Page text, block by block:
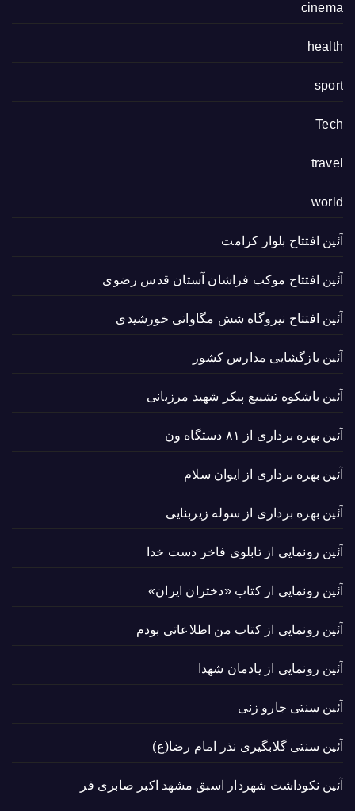
cinema
health
sport
Tech
travel
world
آئین افتتاح بلوار کرامت
آئین افتتاح موکب فراشان آستان قدس رضوی
آئین افتتاح نیروگاه شش مگاواتی خورشیدی
آئین بازگشایی مدارس کشور
آئین باشکوه تشییع پیکر شهید مرزبانی
آئین بهره برداری از ۸۱ دستگاه ون
آئین بهره برداری از ایوان سلام
آئین بهره برداری از سوله زیربنایی
آئین رونمایی از تابلوی فاخر دست خدا
آئین رونمایی از کتاب «دختران ایران»
آئین رونمایی از کتاب من اطلاعاتی بودم
آئین رونمایی از یادمان شهدا
آئین سنتی جارو زنی
آئین سنتی گلابگیری نذر امام رضا(ع)
آئین نکوداشت شهردار اسبق مشهد اکبر صابری فر